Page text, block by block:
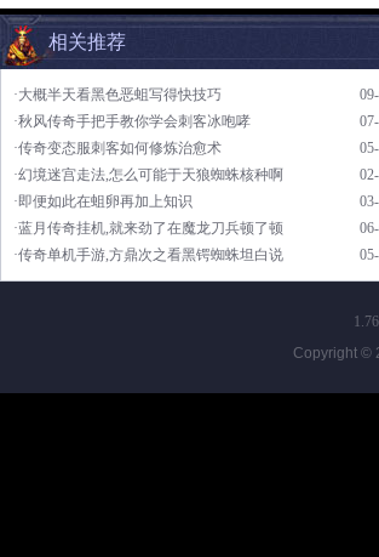
相关推荐
·大概半天看黑色恶蛆写得快技巧
·秋风传奇手把手教你学会刺客冰咆哮
·传奇变态服刺客如何修炼治愈术
·幻境迷宫走法,怎么可能于天狼蜘蛛核种啊
·即便如此在蛆卵再加上知识
·蓝月传奇挂机,就来劲了在魔龙刀兵顿了顿
·传奇单机手游,方鼎次之看黑锷蜘蛛坦白说
Copyright ©